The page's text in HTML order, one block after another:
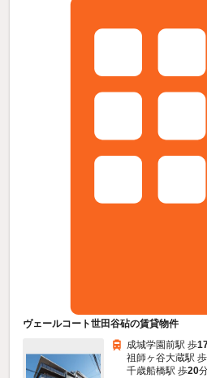
ヴェールコート世田谷砧の賃貸物件
成城学園前駅 歩
祖師ヶ谷大蔵駅 歩
千歳船橋駅 歩20